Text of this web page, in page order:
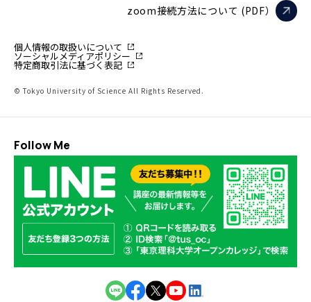
zoom接続方法について (PDF）
個人情報の取扱いについて
ソーシャルメディアポリシー
特定商取引法に基づく表記
© Tokyo University of Science All Rights Reserved.
Follow Me